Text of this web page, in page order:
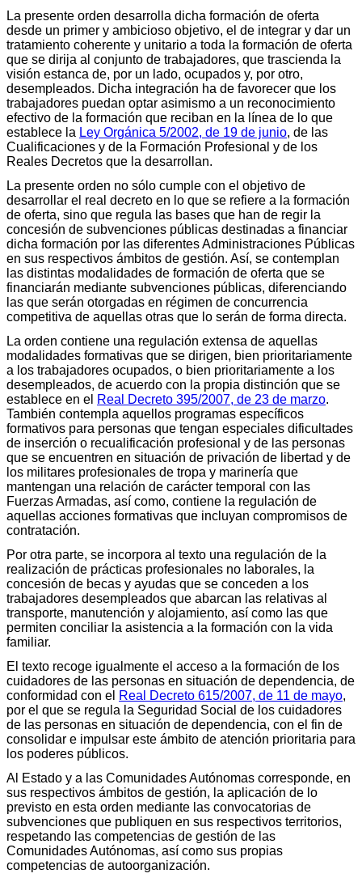
La presente orden desarrolla dicha formación de oferta
desde un primer y ambicioso objetivo, el de integrar y dar un
tratamiento coherente y unitario a toda la formación de oferta
que se dirija al conjunto de trabajadores, que trascienda la
visión estanca de, por un lado, ocupados y, por otro,
desempleados. Dicha integración ha de favorecer que los
trabajadores puedan optar asimismo a un reconocimiento
efectivo de la formación que reciban en la línea de lo que
establece la Ley Orgánica 5/2002, de 19 de junio, de las
Cualificaciones y de la Formación Profesional y de los
Reales Decretos que la desarrollan.
La presente orden no sólo cumple con el objetivo de
desarrollar el real decreto en lo que se refiere a la formación
de oferta, sino que regula las bases que han de regir la
concesión de subvenciones públicas destinadas a financiar
dicha formación por las diferentes Administraciones Públicas
en sus respectivos ámbitos de gestión. Así, se contemplan
las distintas modalidades de formación de oferta que se
financiarán mediante subvenciones públicas, diferenciando
las que serán otorgadas en régimen de concurrencia
competitiva de aquellas otras que lo serán de forma directa.
La orden contiene una regulación extensa de aquellas
modalidades formativas que se dirigen, bien prioritariamente
a los trabajadores ocupados, o bien prioritariamente a los
desempleados, de acuerdo con la propia distinción que se
establece en el Real Decreto 395/2007, de 23 de marzo.
También contempla aquellos programas específicos
formativos para personas que tengan especiales dificultades
de inserción o recualificación profesional y de las personas
que se encuentren en situación de privación de libertad y de
los militares profesionales de tropa y marinería que
mantengan una relación de carácter temporal con las
Fuerzas Armadas, así como, contiene la regulación de
aquellas acciones formativas que incluyan compromisos de
contratación.
Por otra parte, se incorpora al texto una regulación de la
realización de prácticas profesionales no laborales, la
concesión de becas y ayudas que se conceden a los
trabajadores desempleados que abarcan las relativas al
transporte, manutención y alojamiento, así como las que
permiten conciliar la asistencia a la formación con la vida
familiar.
El texto recoge igualmente el acceso a la formación de los
cuidadores de las personas en situación de dependencia, de
conformidad con el Real Decreto 615/2007, de 11 de mayo,
por el que se regula la Seguridad Social de los cuidadores
de las personas en situación de dependencia, con el fin de
consolidar e impulsar este ámbito de atención prioritaria para
los poderes públicos.
Al Estado y a las Comunidades Autónomas corresponde, en
sus respectivos ámbitos de gestión, la aplicación de lo
previsto en esta orden mediante las convocatorias de
subvenciones que publiquen en sus respectivos territorios,
respetando las competencias de gestión de las
Comunidades Autónomas, así como sus propias
competencias de autoorganización.